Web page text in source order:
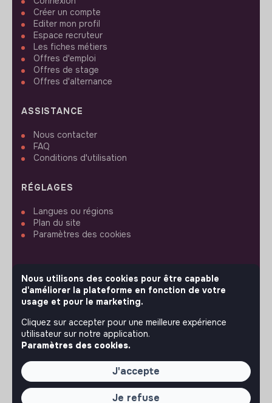
Créer un compte
Editer mon profil
Espace recruteur
Les fiches métiers
Offres d'emploi
Offres de stage
Offres d'alternance
ASSISTANCE
Nous contacter
FAQ
Conditions d'utilisation
RÉGLAGES
Langues ou régions
Plan du site
Paramètres des cookies
SUIVEZ-NOUS
© 2026 jobs that makesense.
Nous utilisons des cookies pour être capable
d'améliorer la plateforme en fonction de votre
usage et pour le marketing.
Cliquez sur accepter pour une meilleure expérience
utilisateur sur notre application.
Paramètres des cookies.
J'accepte
Je refuse